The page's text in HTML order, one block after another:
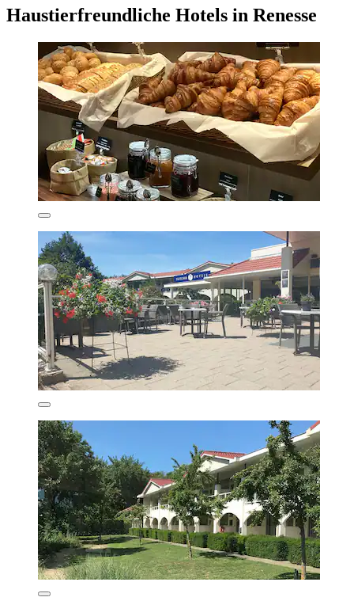
Haustierfreundliche Hotels in Renesse